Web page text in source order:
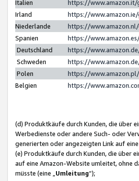
Italien
https://
Irland
https://
Niederlande
https://
Spanien
https://
Deutschland
https://
Schweden
https://
Polen
https://
Belgien
https://
(d) Produktkäufe durch Kunden, die über
Werbedienste oder andere Such- oder
generierten oder angezeigten Link auf
(e) Produktkäufe durch Kunden, die über
auf eine Amazon-Website umleitet, ohne
müsste (eine „ Umleitung“);